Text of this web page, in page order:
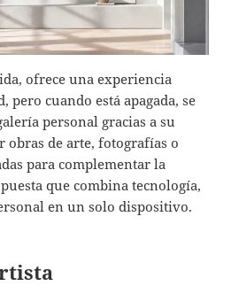
ofrece una experiencia
pero cuando está apagada, se
personal gracias a su
de arte, fotografías o
para complementar la
que combina tecnología,
en un solo dispositivo.